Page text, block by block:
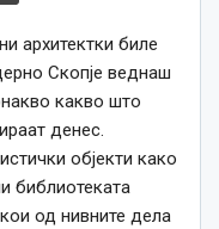
архитектки биле
Скопје веднаш
какво што
денес.
објекти како
библиотеката
од нивните дела